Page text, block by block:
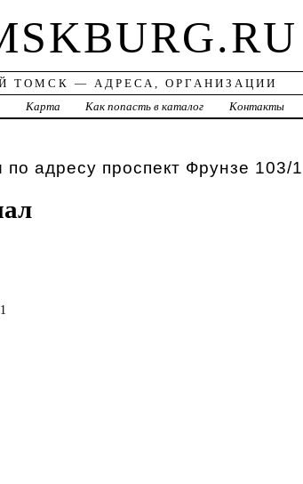
ТОМСК — АДРЕСА, ОРГАНИЗАЦИИ
Карта Как попасть в каталог Контакты
адресу проспект Фрунзе 103/1